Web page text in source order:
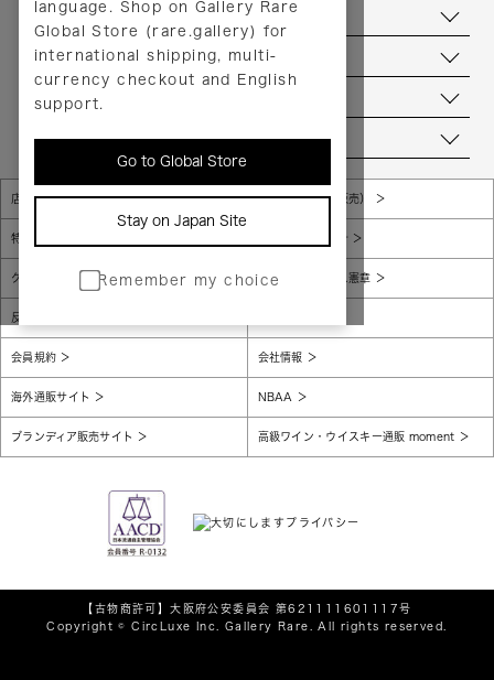
language. Shop on Gallery Rare
Global Store (rare.gallery) for
international shipping, multi-
currency checkout and English
support.
Go to Global Store
Stay on Japan Site
Remember my choice
サービス
ヘルプ
お問い合わせ
当店について
店舗一覧 販売規約（店頭販売）
特定商取引法に基づく表示 個人情報保護方針
グローバルプライバシーポリシー コンプライアンス憲章
反社会的勢力に対する基本方針
会員規約 会社情報
海外通販サイト NBAA
ブランディア販売サイト 高級ワイン・ウイスキー通販 moment
【古物商許可】大阪府公安委員会 第621111601117号
Copyright © CircLuxe Inc. Gallery Rare. All rights reserved.